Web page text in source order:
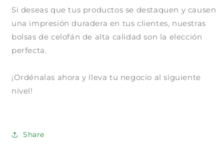
Si deseas que tus productos se destaquen y causen
una impresión duradera en tus clientes, nuestras
bolsas de celofán de alta calidad son la elección
perfecta.
¡Ordénalas ahora y lleva tu negocio al siguiente
nivel!
Share
la cantidad de mesesy confirma.
3 Paga mes a mes con saldo disponible,
débito u otros medios.